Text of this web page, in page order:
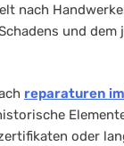
nach
und dem
reparaturen
oder